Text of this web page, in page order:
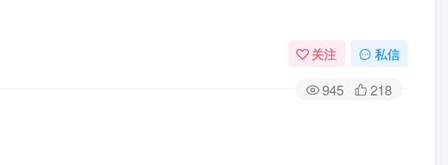
关注 私信
945 218